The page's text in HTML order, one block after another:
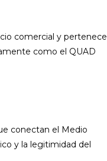
comercial y pertenece
como el QUAD
conectan el Medio
y la legitimidad del